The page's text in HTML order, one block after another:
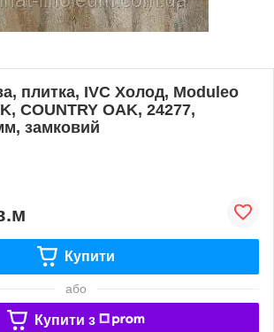
плитка, IVC Холод, Moduleo
COUNTRY OAK, 24277,
замковий
Купити
або
Купити з